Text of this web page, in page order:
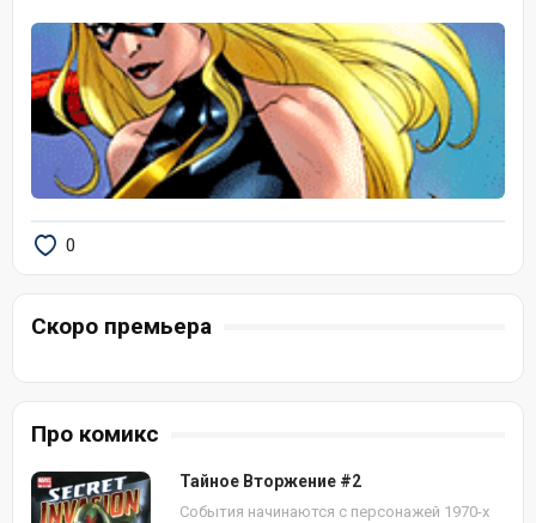
0
Скоро премьера
Про комикс
Тайное Вторжение #2
События начинаются с персонажей 1970-х